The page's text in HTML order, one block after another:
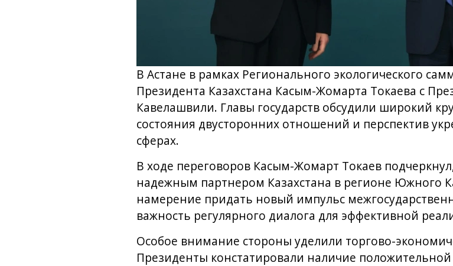
В Астане в рамках Регионального экологического
Президента Казахстана Касым-Жомарта Токаева с
Кавелашвили. Главы государств обсудили широкий
состояния двусторонних отношений и перспектив
сферах.
В ходе переговоров Касым-Жомарт Токаев
надежным партнером Казахстана в регионе Южного
намерение придать новый импульс
важность регулярного диалога для эффективной
Особое внимание стороны уделили торгово-
Президенты констатировали наличие